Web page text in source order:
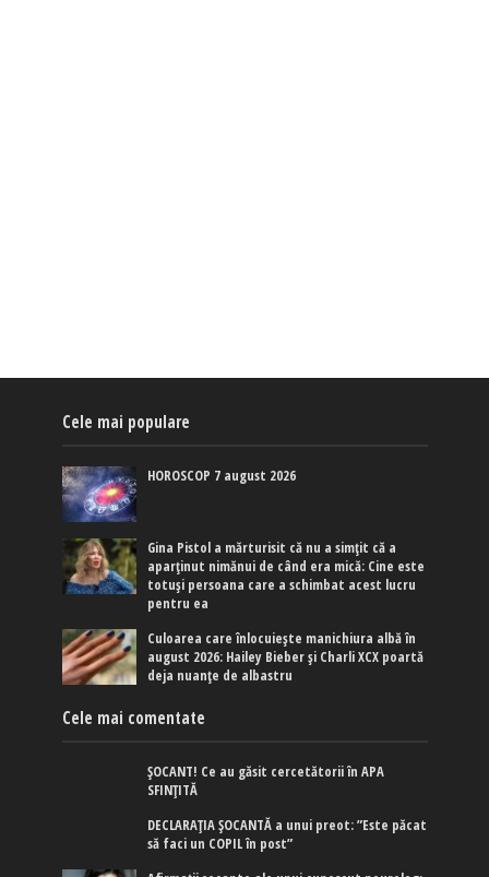
Cele mai populare
HOROSCOP 7 august 2026
Gina Pistol a mărturisit că nu a simțit că a
aparținut nimănui de când era mică: Cine este
totuși persoana care a schimbat acest lucru
pentru ea
Culoarea care înlocuiește manichiura albă în
august 2026: Hailey Bieber și Charli XCX poartă
deja nuanțe de albastru
Cele mai comentate
ȘOCANT! Ce au găsit cercetătorii în APA
SFINȚITĂ
DECLARAȚIA ȘOCANTĂ a unui preot: ”Este păcat
să faci un COPIL în post”